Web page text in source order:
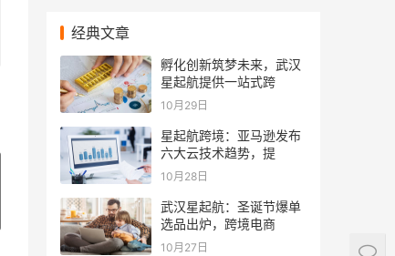
经典文章
孵化创新筑梦未来，武汉
星起航提供一站式跨
10月29日
星起航跨境：亚马逊发布
六大云技术趋势，提
10月28日
武汉星起航：圣诞节爆单
选品出炉，跨境电商
10月27日